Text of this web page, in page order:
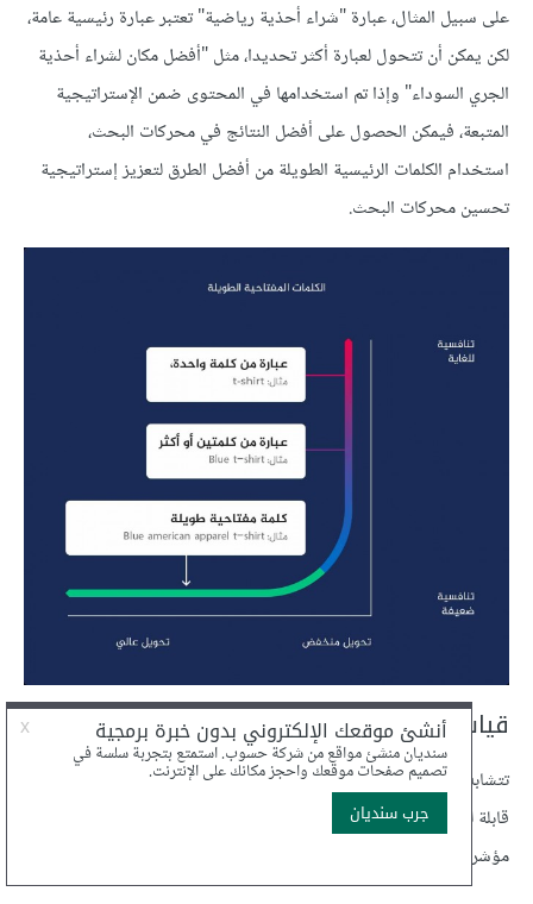
على سبيل المثال، عبارة "شراء أحذية رياضية" تعتبر عبارة رئيسية عامة،
لكن يمكن أن تتحول لعبارة أكثر تحديدا، مثل "أفضل مكان لشراء أحذية
الجري السوداء" وإذا تم استخدامها في المحتوى ضمن الإستراتيجية
المتبعة، فيمكن الحصول على أفضل النتائج في محركات البحث،
استخدام الكلمات الرئيسية الطويلة من أفضل الطرق لتعزيز إستراتيجية
تحسين محركات البحث.
قياس الأداء (Metrics)
تتشابه آلية قياس الأداء مع مؤشرات الأداء الرئيسية من حيث أنها معايير
قابلة للقياس، تدرس أداء العلامات التجارية، لكن الفرق الجوهري أن
مؤشرات الأداء الرئيسية تساعد على تقييم تحقيق الأهداف بدلاً من تتبعها.